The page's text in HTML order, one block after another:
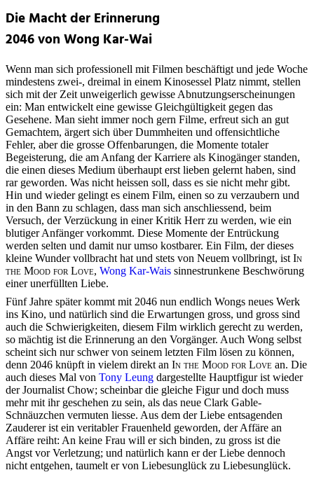
Die Macht der Erinnerung
2046von Wong Kar-Wai
Wenn man sich professionell mit Filmen beschäftigt und jede Woche
mindestens zwei-, dreimal in einem Kinosessel Platz nimmt, stellen
sich mit der Zeit unweigerlich gewisse Abnutzungserscheinungen
ein: Man entwickelt eine gewisse Gleichgültigkeit gegen das
Gesehene. Man sieht immer noch gern Filme, erfreut sich an gut
Gemachtem, ärgert sich über Dummheiten und offensichtliche
Fehler, aber die grosse Offenbarungen, die Momente totaler
Begeisterung, die am Anfang der Karriere als Kinogänger standen,
die einen dieses Medium überhaupt erst lieben gelernt haben, sind
rar geworden. Was nicht heissen soll, dass es sie nicht mehr gibt.
Hin und wieder gelingt es einem Film, einen so zu verzaubern und
in den Bann zu schlagen, dass man sich anschliessend, beim
Versuch, der Verzückung in einer Kritik Herr zu werden, wie ein
blutiger Anfänger vorkommt. Diese Momente der Entrückung
werden selten und damit nur umso kostbarer. Ein Film, der dieses
kleine Wunder vollbracht hat und stets von Neuem vollbringt, istIn
the Mood for Love, Wong Kar-Wais sinnestrunkene Beschwörung
einer unerfüllten Liebe.
Fünf Jahre später kommt mit2046 nun endlich Wongs neues Werk
ins Kino, und natürlich sind die Erwartungen gross, und gross sind
auch die Schwierigkeiten, diesem Film wirklich gerecht zu werden,
so mächtig ist die Erinnerung an den Vorgänger. Auch Wong selbst
scheint sich nur schwer von seinem letzten Film lösen zu können,
denn 2046 knüpft in vielem direkt an In the Mood for Love an. Die
auch dieses Mal von Tony Leung dargestellte Hauptfigur ist wieder
der Journalist Chow; scheinbar die gleiche Figur und doch muss
mehr mit ihr geschehen zu sein, als das neue Clark Gable-
Schnäuzchen vermuten liesse. Aus dem der Liebe entsagenden
Zauderer ist ein veritabler Frauenheld geworden, der Affäre an
Affäre reiht: An keine Frau will er sich binden, zu gross ist die
Angst vor Verletzung; und natürlich kann er der Liebe dennoch
nicht entgehen, taumelt er von Liebesunglück zu Liebesunglück.